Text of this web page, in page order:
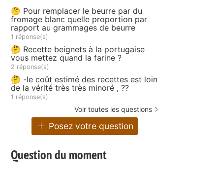
🤔 Pour remplacer le beurre par du
fromage blanc quelle proportion par
rapport au grammages de beurre
1 réponse(s)
🤔 Recette beignets à la portugaise
vous mettez quand la farine ?
2 réponse(s)
🤔 -le coût estimé des recettes est loin
de la vérité très très minoré , ??
1 réponse(s)
Voir toutes les questions
Posez votre question
Question du moment